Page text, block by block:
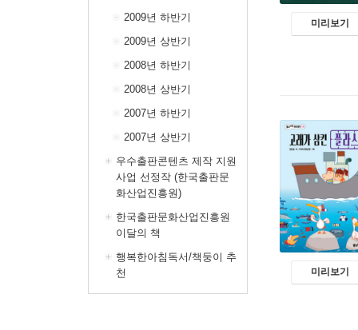
2009년 하반기
2009년 상반기
2008년 하반기
2008년 상반기
2007년 하반기
2007년 상반기
우수출판콘텐츠 제작 지원
사업 선정작 (한국출판문
화산업진흥원)
한국출판문화산업진흥원
이달의 책
행복한아침독서/책둥이 추
천
미리보기
미리보기